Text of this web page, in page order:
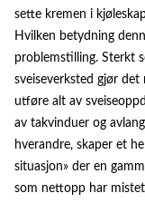
sette kremen i
Hvilken betydning
problemstilling. Sterkt
sveiseverksted gjør
utføre alt av
av takvinduer og
hverandre, skaper et
situasjon» der en
som nettopp har